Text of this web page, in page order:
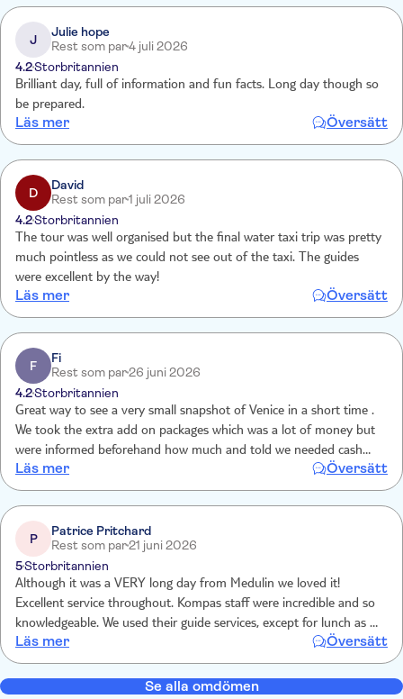
J
Julie hope
Rest som par4 juli 2026
4.2Storbritannien
Brilliant day, full of information and fun facts. Long day though so
be prepared.
Läs mer Översätt
D
David
Rest som par1 juli 2026
4.2Storbritannien
The tour was well organised but the final water taxi trip was pretty
much pointless as we could not see out of the taxi. The guides
were excellent by the way!
Läs mer Översätt
F
Fi
Rest som par26 juni 2026
4.2Storbritannien
Great way to see a very small snapshot of Venice in a short time .
We took the extra add on packages which was a lot of money but
were informed beforehand how much and told we needed cash
which was good as normally we don’t ! You could do it cheaper but
this schedule meant we used our time efficiently . Guides were very
good .
Läs mer Översätt
P
Patrice Pritchard
Rest som par21 juni 2026
5Storbritannien
Although it was a VERY long day from Medulin we loved it!
Excellent service throughout. Kompas staff were incredible and so
knowledgeable. We used their guide services, except for lunch as we
wanted to do our own thing. You should let customers know that
they only accept cash for guide services. (€115 pp) We loved Venice
and have ticked it off the bucket list.
Läs mer Översätt
Se alla omdömen